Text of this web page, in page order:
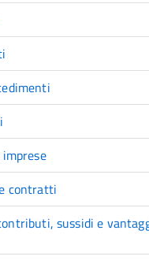
contratti
sussidi e